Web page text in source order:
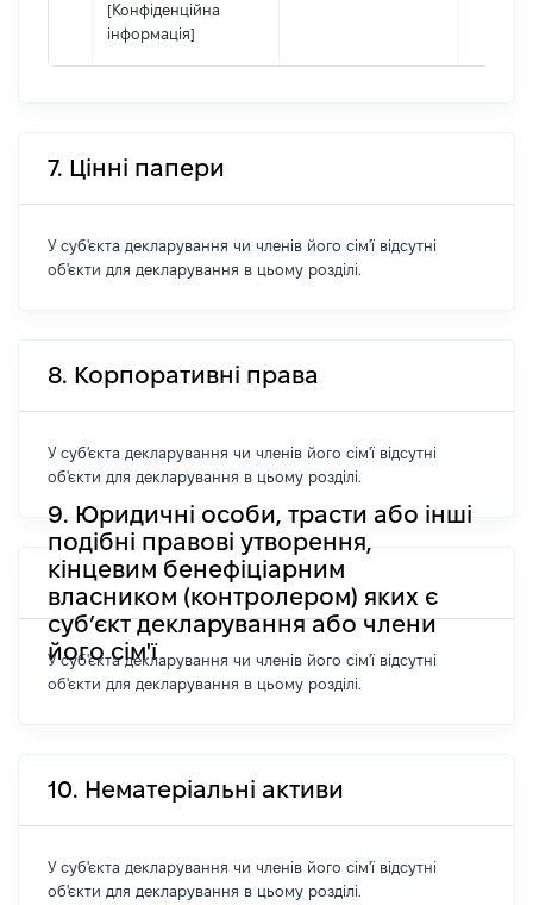
[Конфіденційна
інформація]
7. Цінні папери
У суб'єкта декларування чи членів його сім'ї відсутні
об'єкти для декларування в цьому розділі.
8. Корпоративні права
У суб'єкта декларування чи членів його сім'ї відсутні
об'єкти для декларування в цьому розділі.
9. Юридичні особи, трасти або інші
подібні правові утворення,
кінцевим бенефіціарним
власником (контролером) яких є
суб’єкт декларування або члени
його сім'ї
У суб'єкта декларування чи членів його сім'ї відсутні
об'єкти для декларування в цьому розділі.
10. Нематеріальні активи
У суб'єкта декларування чи членів його сім'ї відсутні
об'єкти для декларування в цьому розділі.